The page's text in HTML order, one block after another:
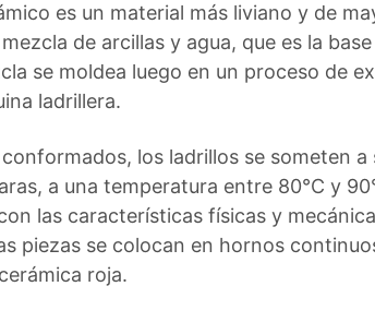
es un material más liviano y de
de arcillas y agua, que es la
se moldea luego en un proceso de
ladrillera.
los ladrillos se someten
a una temperatura entre 80°C y
las características físicas y
piezas se colocan en hornos
roja.